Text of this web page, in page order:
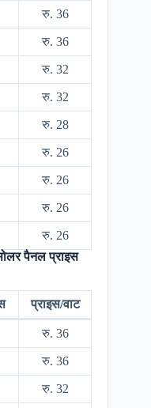
रु. 36
रु. 36
रु. 32
रु. 32
रु. 28
रु. 26
रु. 26
रु. 26
रु. 26
पैनल प्राइस
प्राइस/वाट
रु. 36
रु. 36
रु. 32